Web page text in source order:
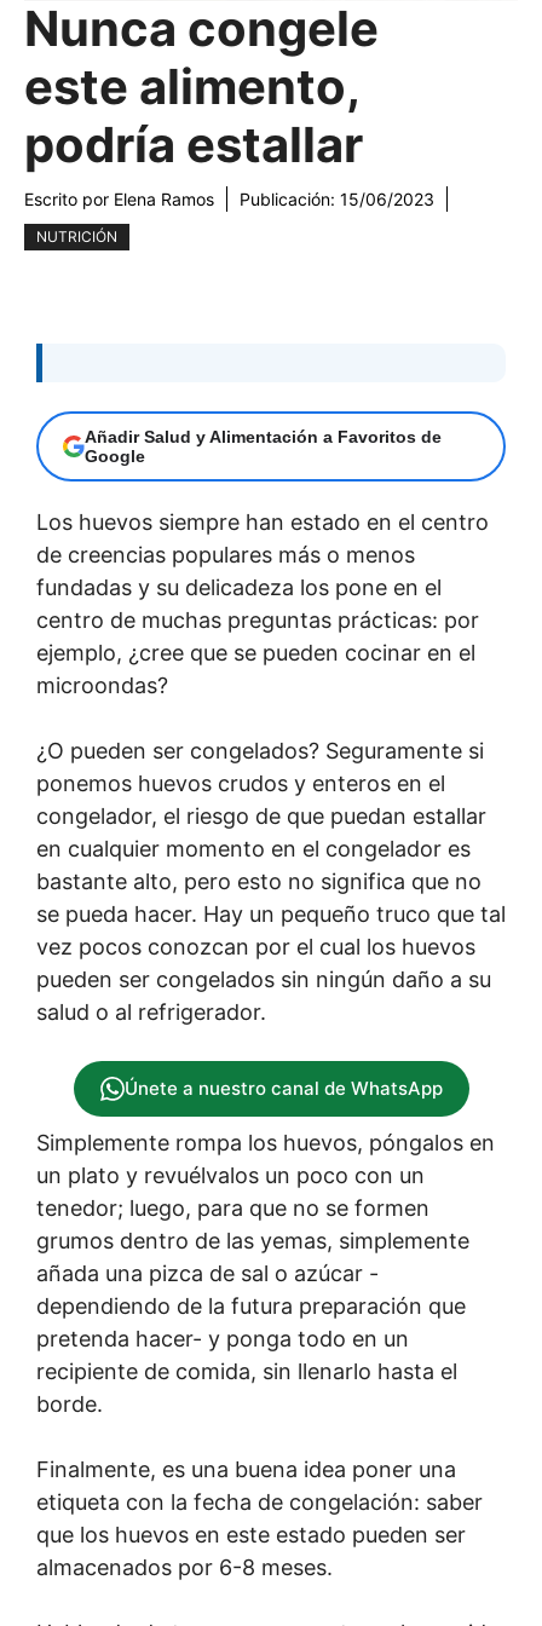
Nunca congele
este alimento,
podría estallar
Escrito por Elena Ramos Publicación: 15/06/2023
NUTRICIÓN
Añadir Salud y Alimentación a Favoritos de
Google
Los huevos siempre han estado en el centro
de creencias populares más o menos
fundadas y su delicadeza los pone en el
centro de muchas preguntas prácticas: por
ejemplo, ¿cree que se pueden cocinar en el
microondas?
¿O pueden ser congelados? Seguramente si
ponemos huevos crudos y enteros en el
congelador, el riesgo de que puedan estallar
en cualquier momento en el congelador es
bastante alto, pero esto no significa que no
se pueda hacer. Hay un pequeño truco que tal
vez pocos conozcan por el cual los huevos
pueden ser congelados sin ningún daño a su
salud o al refrigerador.
Únete a nuestro canal de WhatsApp
Simplemente rompa los huevos, póngalos en
un plato y revuélvalos un poco con un
tenedor; luego, para que no se formen
grumos dentro de las yemas, simplemente
añada una pizca de sal o azúcar -
dependiendo de la futura preparación que
pretenda hacer- y ponga todo en un
recipiente de comida, sin llenarlo hasta el
borde.
Finalmente, es una buena idea poner una
etiqueta con la fecha de congelación: saber
que los huevos en este estado pueden ser
almacenados por 6-8 meses.